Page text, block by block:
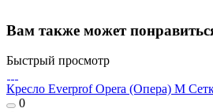
Вам также может
Быстрый просмотр
Кресло Everprof Opera (Опера) M
0